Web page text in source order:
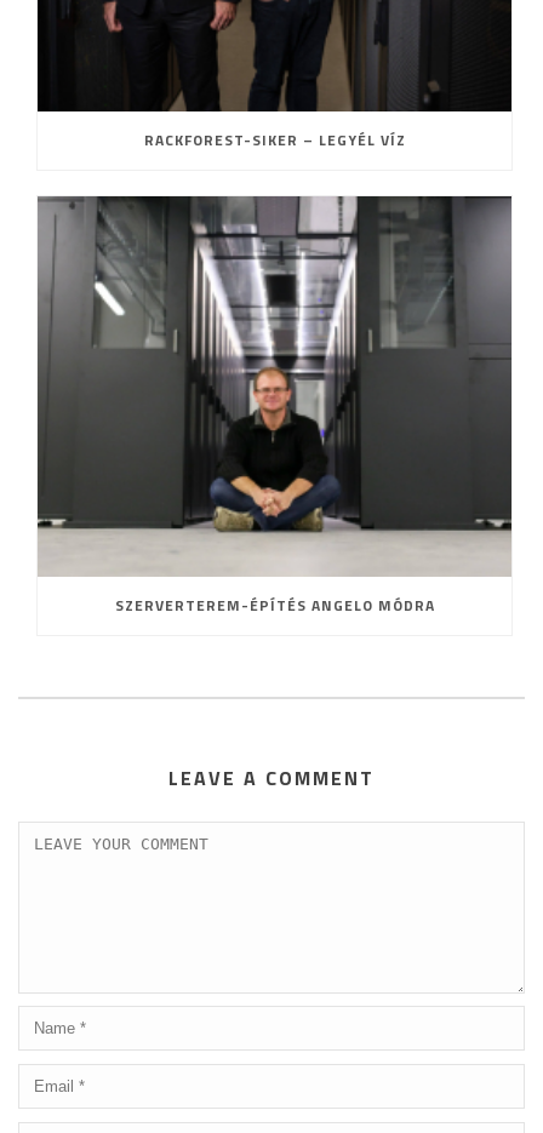
RACKFOREST-SIKER – LEGYÉL VÍZ
SZERVERTEREM-ÉPÍTÉS ANGELO MÓDRA
LEAVE A COMMENT